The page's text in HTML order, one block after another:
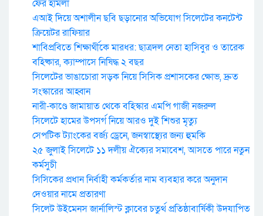
ফের হামলা
এআই দিয়ে অশালীন ছবি ছড়ানোর অভিযোগ সিলেটের কনটেন্ট
ক্রিয়েটর রাফিয়ার
শাবিপ্রবিতে শিক্ষার্থীকে মারধর: ছাত্রদল নেতা হাসিবুর ও তারেক
বহিষ্কার, ক্যাম্পাসে নিষিদ্ধ ২ বছর
সিলেটের ভাঙাচোরা সড়ক নিয়ে সিসিক প্রশাসকের ক্ষোভ, দ্রুত
সংস্কারের আহ্বান
নারী-কাণ্ডে জামায়াত থেকে বহিস্কার এমপি গাজী নজরুল
সিলেটে হামের উপসর্গ নিয়ে আরও দুই শিশুর মৃত্যু
সেপটিক ট্যাংকের বর্জ্য ড্রেনে, জনস্বাস্থ্যের জন্য হুমকি
২৫ জুলাই সিলেটে ১১ দলীয় ঐক্যের সমাবেশ, আসতে পারে নতুন
কর্মসুচী
সিসিকের প্রধান নির্বাহী কর্মকর্তার নাম ব্যবহার করে অনুদান
দেওয়ার নামে প্রতারণা
সিলেট উইমেনস জার্নালিস্ট ক্লাবের চতুর্থ প্রতিষ্ঠাবার্ষিকী উদযাপিত